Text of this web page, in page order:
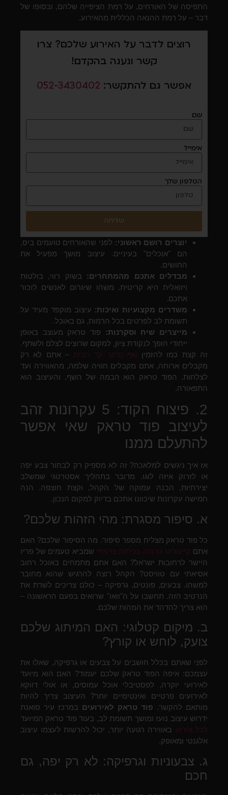
התפיסה של האורחים, על רמת הציפייה שלהם, ובסופו של
דבר – על רמת ההנאה הכללית מהאירוע.
רוצים לדבר על האירוע שלכם? צרו
קשר ונענה בהקדם!
אפשר גם להתקשר: 052-3430402
שם
אימייל
הטלפון שלך
שליחה
יוצרים רושם ראשוני: לפני שהאורחים טועמים ביס,
הם "אוכלים" בעיניים. עיצוב מושך מפעיל את
החושים.
מבדלים אתכם מהמתחרים:
בשוק רווי, בולטות
ויזואלית היא קריטית. משהו שיגרום לאנשים לזכור
אתכם.
משדרים מקצועיות ואיכות: עיצוב מוקפד מעיד על
תשומת לב לפרטים בכל הרמות, גם באוכל.
מייצרים שיח וסקרנות:
פוד טראק מעוצב באופן
ייחודי הופך לנקודת ציון, למקום שרוצים לצלם ולשתף.
זה קצת כמו להזמין שף פרטי עד הבית – אתם לא רק
מקבלים ארוחה, אתם מקבלים חוויה שלמה, מהאווירה ועד
לצלחות. הפוד טראק הוא הבמה של השף, והעיצוב הוא
התפאורה.
2. פיצוח הקוד: 5 עקרונות זהב
לעיצוב פוד טראק שאי אפשר
להתעלם ממנו
אז איך ניגשים למלאכה? זה לא מספיק רק לבחור צבע יפה
או לזרוק איזה לוגו. מדובר בתהליך אסטרטגי שמשלב
יצירתיות, הבנה עמוקה של הקהל, וקצת חוצפה. הנה
חמישה עקרונות שיכוונו אתכם בדיוק למקום הנכון.
א. סיפור מסגרת: מהי הזהות שלכם?
כל פוד טראק מצליח מספר סיפור. מה הסיפור שלכם? האם
אתם קייטרינג גורמה בניחוח צרפתי
שמביא טעמים של פריז
היישר לרחובות ישראל? האם אתם מתמחים באוכל רחוב
אסיאתי עם טוויסט? הקהל רוצה להרגיש שהוא מחובר
למשהו. צבעים, פונטים, גרפיקה – כולם צריכים לשרת את
הנרטיב הזה. תחשבו על ה"וואו" שרואים בפעם הראשונה –
הוא צריך להדהד את המהות שלכם.
ב. מיקום קטלוגי: האם המיתוג שלכם
צועק, לוחש או קורץ?
לפני שאתם בכלל חושבים על צבעים או גרפיקה, שאלו את
עצמכם: איפה הפוד טראק שלכם יעמוד? האם הוא מיועד
לאירועי יוקרה, לפסטיבלי אוכל עמוסים, או אולי דווקא
לאירועים פרטיים ואינטימיים יותר? העיצוב צריך להיות
מותאם להקשר. פוד טראק לאירועים במרכז עיר סואנת
ידרוש עיצוב נועז ומושך תשומת לב, בעוד פוד טראק המיועד
לכל אירוע באווירה רגועה יותר, יכול להרשות לעצמו עיצוב
אלגנטי ומאופק.
ג. צבעוניות וגרפיקה: לא רק יפה, גם
חכם